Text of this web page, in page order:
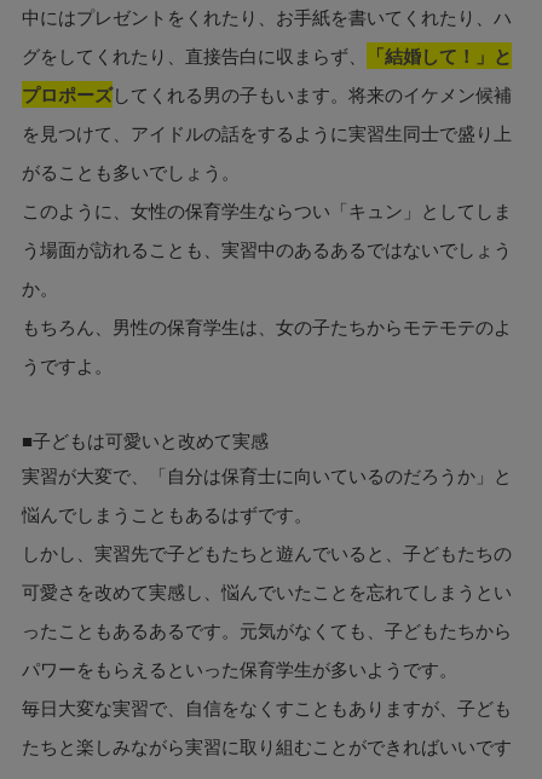
中にはプレゼントをくれたり、お手紙を書いてくれたり、ハ
グをしてくれたり、直接告白に収まらず、
「結婚して！」と
プロポーズしてくれる男の子もいます。将来のイケメン候補
を見つけて、アイドルの話をするように実習生同士で盛り上
がることも多いでしょう。
このように、女性の保育学生ならつい「キュン」としてしま
う場面が訪れることも、実習中のあるあるではないでしょう
か。
もちろん、男性の保育学生は、女の子たちからモテモテのよ
うですよ。
■子どもは可愛いと改めて実感
実習が大変で、「自分は保育士に向いているのだろうか」と
悩んでしまうこともあるはずです。
しかし、実習先で子どもたちと遊んでいると、子どもたちの
可愛さを改めて実感し、悩んでいたことを忘れてしまうとい
ったこともあるあるです。元気がなくても、子どもたちから
パワーをもらえるといった保育学生が多いようです。
毎日大変な実習で、自信をなくすこともありますが、子ども
たちと楽しみながら実習に取り組むことができればいいです